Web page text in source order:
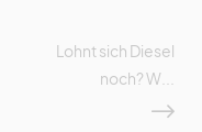
Lohnt sich Diesel
noch? W...